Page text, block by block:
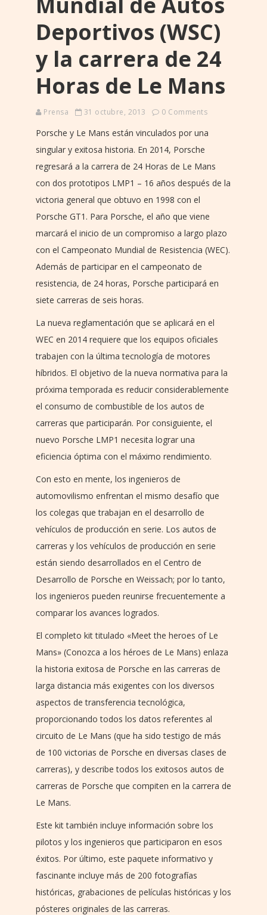
Deportivos (WSC)
y la carrera de 24
Horas de Le Mans
Prensa 31 octubre, 2013 0 Comments
Porsche y Le Mans están vinculados por una
singular y exitosa historia. En 2014, Porsche
regresará a la carrera de 24 Horas de Le Mans
con dos prototipos LMP1 – 16 años después de la
victoria general que obtuvo en 1998 con el
Porsche GT1. Para Porsche, el año que viene
marcará el inicio de un compromiso a largo plazo
con el Campeonato Mundial de Resistencia (WEC).
Además de participar en el campeonato de
resistencia, de 24 horas, Porsche participará en
siete carreras de seis horas.
La nueva reglamentación que se aplicará en el
WEC en 2014 requiere que los equipos oficiales
trabajen con la última tecnología de motores
híbridos. El objetivo de la nueva normativa para la
próxima temporada es reducir considerablemente
el consumo de combustible de los autos de
carreras que participarán. Por consiguiente, el
nuevo Porsche LMP1 necesita lograr una
eficiencia óptima con el máximo rendimiento.
Con esto en mente, los ingenieros de
automovilismo enfrentan el mismo desafío que
los colegas que trabajan en el desarrollo de
vehículos de producción en serie. Los autos de
carreras y los vehículos de producción en serie
están siendo desarrollados en el Centro de
Desarrollo de Porsche en Weissach; por lo tanto,
los ingenieros pueden reunirse frecuentemente a
comparar los avances logrados.
El completo kit titulado «Meet the heroes of Le
Mans» (Conozca a los héroes de Le Mans) enlaza
la historia exitosa de Porsche en las carreras de
larga distancia más exigentes con los diversos
aspectos de transferencia tecnológica,
proporcionando todos los datos referentes al
circuito de Le Mans (que ha sido testigo de más
de 100 victorias de Porsche en diversas clases de
carreras), y describe todos los exitosos autos de
carreras de Porsche que compiten en la carrera de
Le Mans.
Este kit también incluye información sobre los
pilotos y los ingenieros que participaron en esos
éxitos. Por último, este paquete informativo y
fascinante incluye más de 200 fotografías
históricas, grabaciones de películas históricas y los
pósteres originales de las carreras.